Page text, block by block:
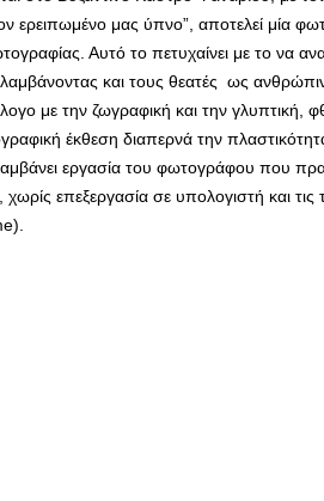
ερειπωμένο μας ύπνο”, αποτελεί μία
Αυτό το πετυχαίνει με το να
και τους θεατές ως
με την ζωγραφική και την γλυπτική,
έκθεση διαπερνά την
εργασία του φωτογράφου που
επεξεργασία σε υπολογιστή και